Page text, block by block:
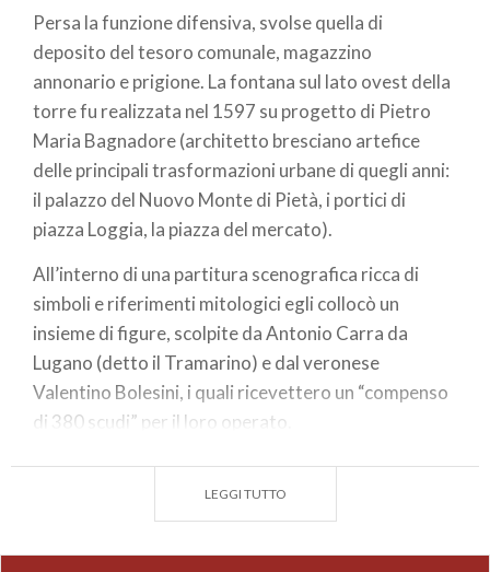
Persa la funzione difensiva, svolse quella di
deposito del tesoro comunale, magazzino
annonario e prigione. La fontana sul lato ovest della
torre fu realizzata nel 1597 su progetto di Pietro
Maria Bagnadore (architetto bresciano artefice
delle principali trasformazioni urbane di quegli anni:
il palazzo del Nuovo Monte di Pietà, i portici di
piazza Loggia, la piazza del mercato).
All’interno di una partitura scenografica ricca di
simboli e riferimenti mitologici egli collocò un
insieme di figure, scolpite da Antonio Carra da
Lugano (detto il Tramarino) e dal veronese
Valentino Bolesini, i quali ricevettero un “compenso
di 380 scudi” per il loro operato.
Brescia, rappresentata in veste di Pallade, sovrasta
due divinità fluviali ed un tritone che butta acqua da
due buccine, ovvero due conchiglie tortili. I due
uomini sdraiati, seminudi e barbuti, ricalcano
LEGGI TUTTO